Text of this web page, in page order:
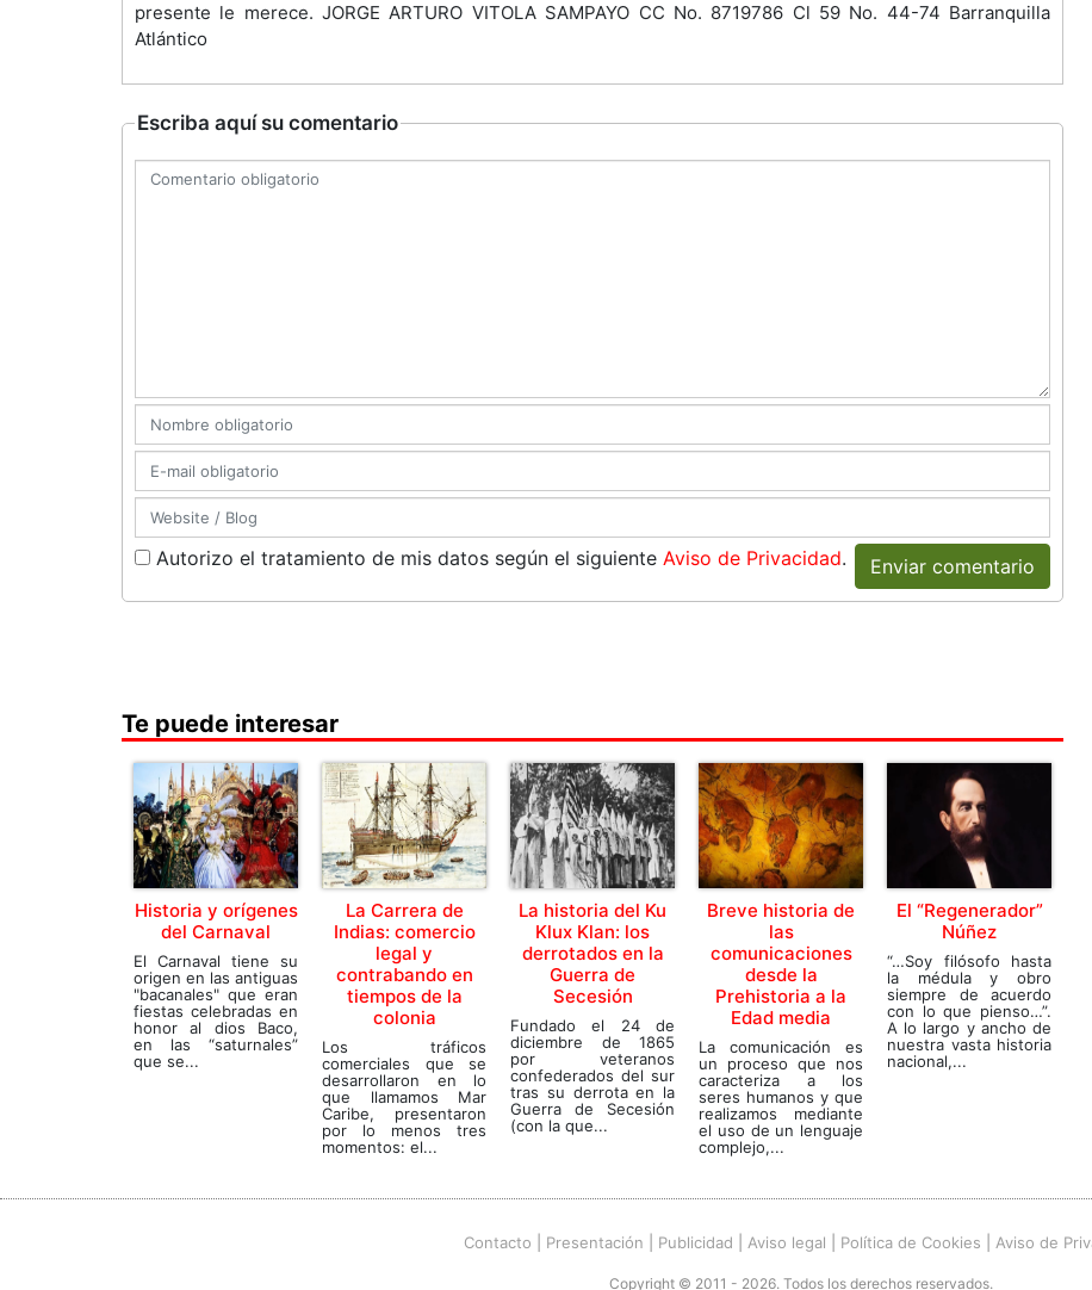
presente le merece. JORGE ARTURO VITOLA SAMPAYO CC No. 8719786 Cl 59 No. 44-74 Barranquilla
Atlántico
Escriba aquí su comentario
Autorizo el tratamiento de mis datos según el siguiente Aviso de Privacidad. Enviar comentario
Te puede interesar
Historia y orígenes
del Carnaval
El Carnaval tiene su
origen en las antiguas
"bacanales" que eran
fiestas celebradas en
honor al dios Baco,
en las “saturnales”
que se...
La Carrera de
Indias: comercio
legal y
contrabando en
tiempos de la
colonia
Los tráficos
comerciales que se
desarrollaron en lo
que llamamos Mar
Caribe, presentaron
por lo menos tres
momentos: el...
La historia del Ku
Klux Klan: los
derrotados en la
Guerra de
Secesión
Fundado el 24 de
diciembre de 1865
por veteranos
confederados del sur
tras su derrota en la
Guerra de Secesión
(con la que...
Breve historia de
las
comunicaciones
desde la
Prehistoria a la
Edad media
La comunicación es
un proceso que nos
caracteriza a los
seres humanos y que
realizamos mediante
el uso de un lenguaje
complejo,...
El “Regenerador”
Núñez
“…Soy filósofo hasta
la médula y obro
siempre de acuerdo
con lo que pienso…”.
A lo largo y ancho de
nuestra vasta historia
nacional,...
Contacto Presentación Publicidad Aviso legal Política de Cookies Aviso de
Copyright © 2011 - 2026. Todos los derechos reservados.